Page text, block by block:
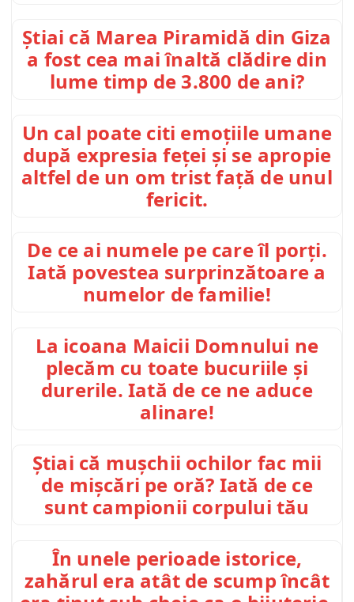
Știai că Marea Piramidă din Giza
a fost cea mai înaltă clădire din
lume timp de 3.800 de ani?
Un cal poate citi emoțiile umane
după expresia feței și se apropie
altfel de un om trist față de unul
fericit.
De ce ai numele pe care îl porți.
Iată povestea surprinzătoare a
numelor de familie!
La icoana Maicii Domnului ne
plecăm cu toate bucuriile și
durerile. Iată de ce ne aduce
alinare!
Știai că mușchii ochilor fac mii
de mișcări pe oră? Iată de ce
sunt campionii corpului tău
În unele perioade istorice,
zahărul era atât de scump încât